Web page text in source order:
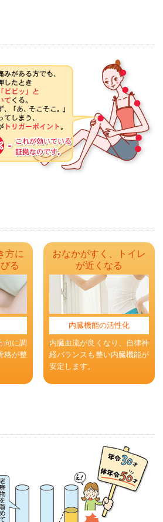
方に
る
向に調
格が整
おなかがすく、トイレ
が近くなる
内臓機能の活性化
内臓血流が良くなり、自律神
経バランスも整い内臓機能が
安定します。